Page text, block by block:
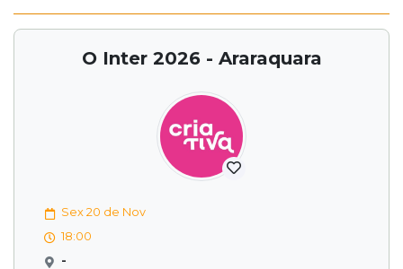
O Inter 2026 - Araraquara
Sex 20 de Nov
18:00
-